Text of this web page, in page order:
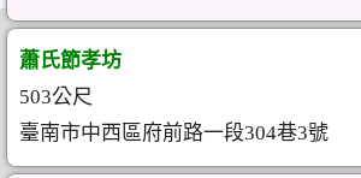
蕭氏節孝坊
503公尺
臺南市中西區府前路一段304巷3號